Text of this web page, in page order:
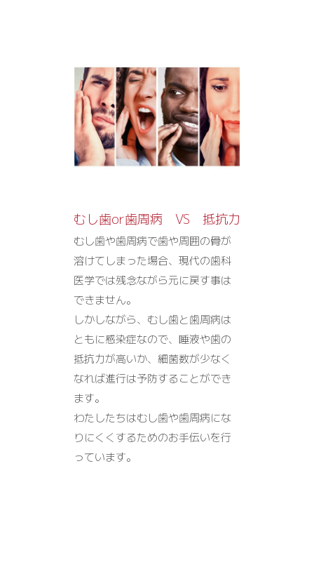
むし歯or歯周病 VS 抵抗力
むし歯や歯周病で歯や周囲の骨が
溶けてしまった場合、現代の歯科
医学では残念ながら元に戻す事は
できません。
しかしながら、むし歯と歯周病は
ともに感染症なので、唾液や歯の
抵抗力が高いか、細菌数が少なく
なれば進行は予防することができ
ます。
わたしたちはむし歯や歯周病にな
りにくくするためのお手伝いを行
っています。